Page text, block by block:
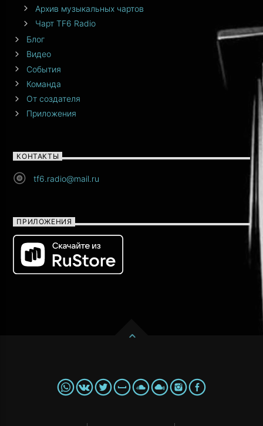
Архив музыкальных чартов
Чарт TF6 Radio
Блог
Видео
События
Команда
От создателя
Приложения
КОНТАКТЫ
tf6.radio@mail.ru
ПРИЛОЖЕНИЯ